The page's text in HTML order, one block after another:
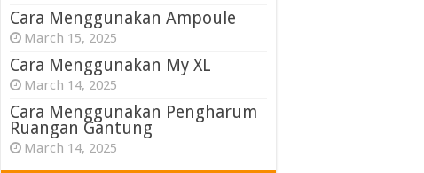
Cara Menggunakan Ampoule
March 15, 2025
Cara Menggunakan My XL
March 14, 2025
Cara Menggunakan Pengharum
Ruangan Gantung
March 14, 2025